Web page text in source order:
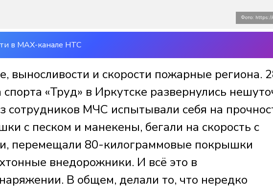
Фото:
в MAX-канале НТС
выносливости и скорости пожарные региона.
«Труд» в Иркутске развернулись
сотрудников МЧС испытывали себя на
с песком и манекены, бегали на скорость с
перемещали 80-килограммовые покрышки
внедорожники. И всё это в
В общем, делали то, что нередко